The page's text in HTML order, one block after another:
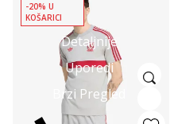
Detaljnije
Uporedi
Brzi Pregled
-20% U
KOŠARICI